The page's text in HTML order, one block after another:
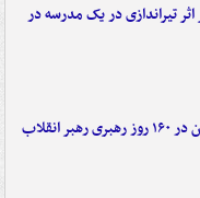
اثر تیراندازی در یک مدرسه در